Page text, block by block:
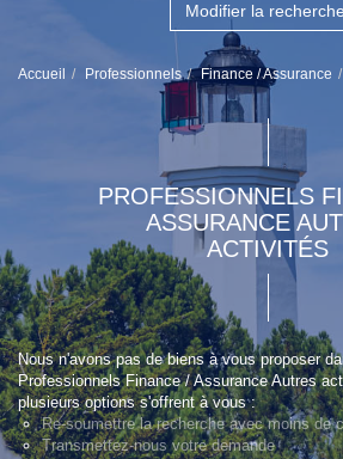
Modifier la
Accueil Professionnels Finance / Assurance
PROFESSIONNELS
ASSURANCE
ACTIVITÉS
Nous n'avons pas de biens à vous proposer
Professionnels Finance / Assurance Autres
plusieurs options s'offrent à vous :
Re-soumettre la recherche avec moins de
Transmettez-nous votre demande